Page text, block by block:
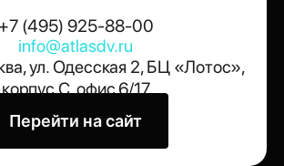
+7 (495) 925-88-00
info@atlasdv.ru
ул. Одесская 2, БЦ «Лотос»,
корпус C, офис 6/17
Перейти на сайт